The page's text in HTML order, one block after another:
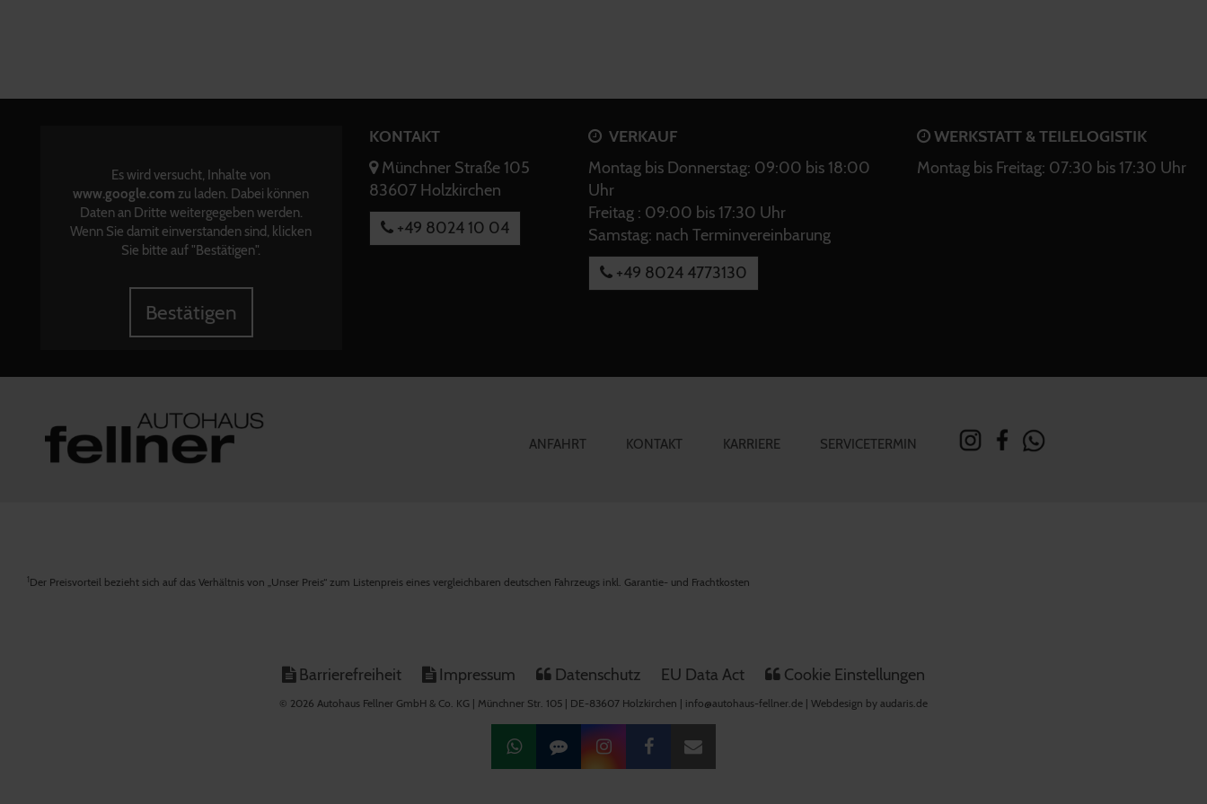
Es wird versucht, Inhalte von
www.google.com zu laden. Dabei können
Daten an Dritte weitergegeben werden.
Wenn Sie damit einverstanden sind, klicken
Sie bitte auf "Bestätigen".
Bestätigen
KONTAKT
Münchner Straße 105
83607 Holzkirchen
+49 8024 10 04
VERKAUF
Montag bis Donnerstag: 09:00 bis 18:00
Uhr
Freitag : 09:00 bis 17:30 Uhr
Samstag: nach Terminvereinbarung
+49 8024 4773130
WERKSTATT & TEILELOGISTIK
Montag bis Freitag: 07:30 bis 17:30 Uhr
ANFAHRT KONTAKT KARRIERE SERVICETERMIN
1Der Preisvorteil bezieht sich auf das Verhältnis von „Unser Preis“ zum Listenpreis eines vergleichbaren deutschen Fahrzeugs inkl. Garantie- und Frachtkosten
Barrierefreiheit Impressum Datenschutz EU Data Act Cookie Einstellungen
© 2026 Autohaus Fellner GmbH & Co. KG | Münchner Str. 105 | DE-83607 Holzkirchen | info@autohaus-fellner.de | Webdesign by audaris.de